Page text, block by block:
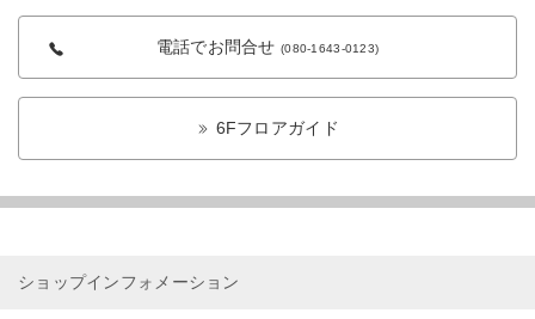
電話でお問合せ(080-1643-0123)
6Fフロアガイド
ショップインフォメーション